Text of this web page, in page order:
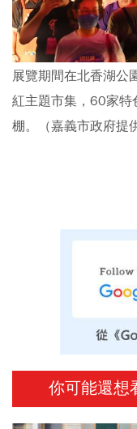
展覽期間在北香湖公
紅主題市集，60家特
棚。（嘉義市政府提
你可能還想